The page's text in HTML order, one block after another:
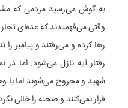
به گوش می‌رسید مردمی که
وقتی می‌فهمیدند که عده‌ای
رها کرده و می‌رفتند و پیامبر
رفتار آیه نازل می‌شود. اما در
شهید و مجروح می‌شوند اما با
فرار نمی‌کنند و صحنه را خالی